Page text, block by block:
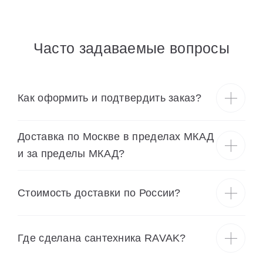
Часто задаваемые вопросы
Как оформить и подтвердить заказ?
Доставка по Москве в пределах МКАД
и за пределы МКАД?
Cтоимость доставки по России?
Где сделана сантехника RAVAK?